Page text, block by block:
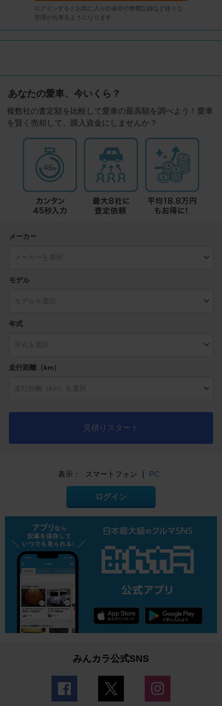
ログインするとお気に入りの保存や燃費記録など様々な
管理が出来るようになります
あなたの愛車、今いくら？
複数社の査定額を比較して愛車の最高額を調べよう！愛車
を賢く売却して、購入資金にしませんか？
メーカー
モデル
年式
走行距離（km）
見積りスタート
表示： スマートフォン | PC
ログイン
みんカラ公式SNS